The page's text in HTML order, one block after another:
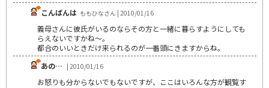
こんばんは ももひなさん | 2010/01/16
義母さんに彼氏がいるのならその方と一緒に暮らすようにしても
らえないですかね～。
都合のいいときだけ来られるのが一番頭にきますからね。
あの… | 2010/01/16
お怒りも分からないでもないですが、ここはいろんな方が観覧す